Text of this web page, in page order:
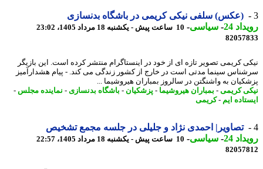
(عکس) سلفی نیکی کریمی در باشگاه بدنسازی
24
-سیاسی-10 ساعت پیش - یکشنبه 18 مرداد 1405، 23:02
کریمی تصویر تازه ای از خود در اینستاگرام منتشر کرده است. این بازیگر
سینما مدتی است در خارج از کشور زندگی می کند. - پیام هشدارآمیز
به واشنگتن در سالروز بمباران هیروشیما ...
کریمی -بمباران هیروشیما-پزشکیان-باشگاه بدنسازی- نماینده مجلس-
ایم- کریمی
تصاویر| احمدی نژاد و جلیلی در جلسه مجمع تشخیص
24
-سیاسی-10 ساعت پیش - یکشنبه 18 مرداد 1405، 22:57